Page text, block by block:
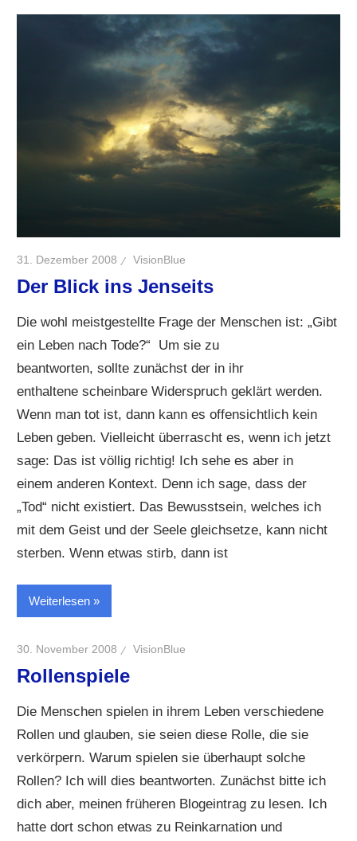
31. Dezember 2008 VisionBlue
Der Blick ins Jenseits
Die wohl meistgestellte Frage der Menschen ist: „Gibt
ein Leben nach Tode?“ Um sie zu
beantworten, sollte zunächst der in ihr
enthaltene scheinbare Widerspruch geklärt werden.
Wenn man tot ist, dann kann es offensichtlich kein
Leben geben. Vielleicht überrascht es, wenn ich jetzt
sage: Das ist völlig richtig! Ich sehe es aber in
einem anderen Kontext. Denn ich sage, dass der
„Tod“ nicht existiert. Das Bewusstsein, welches ich
mit dem Geist und der Seele gleichsetze, kann nicht
sterben. Wenn etwas stirb, dann ist
Weiterlesen
30. November 2008 VisionBlue
Rollenspiele
Die Menschen spielen in ihrem Leben verschiedene
Rollen und glauben, sie seien diese Rolle, die sie
verkörpern. Warum spielen sie überhaupt solche
Rollen? Ich will dies beantworten. Zunächst bitte ich
dich aber, meinen früheren Blogeintrag zu lesen. Ich
hatte dort schon etwas zu Reinkarnation und